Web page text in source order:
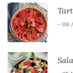
- 06